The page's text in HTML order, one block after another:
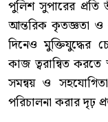
পুলিশ সুপারের প্রতি
আন্তরিক কৃতজ্ঞতা ও
দিনেও মুক্তিযুদ্ধের
কাজ ত্বরান্বিত
সমন্বয় ও
পরিচালনা করার দৃঢ়